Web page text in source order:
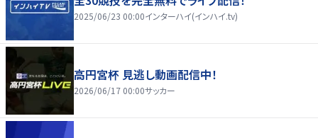
2025/06/23 00:00インターハイ(インハイ.tv)
高円宮杯 見逃し動画配信中！
2026/06/17 00:00サッカー